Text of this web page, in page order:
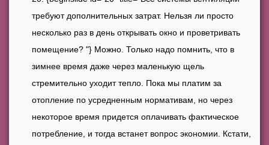
требуют дополнительных затрат. Нельзя ли просто
несколько раз в день открывать окно и проветривать
помещение? "} Можно. Только надо помнить, что в
зимнее время даже через маленькую щель
стремительно уходит тепло. Пока мы платим за
отопление по усредненным нормативам, но через
некоторое время придется оплачивать фактическое
потребление, и тогда встанет вопрос экономии. Кстати,